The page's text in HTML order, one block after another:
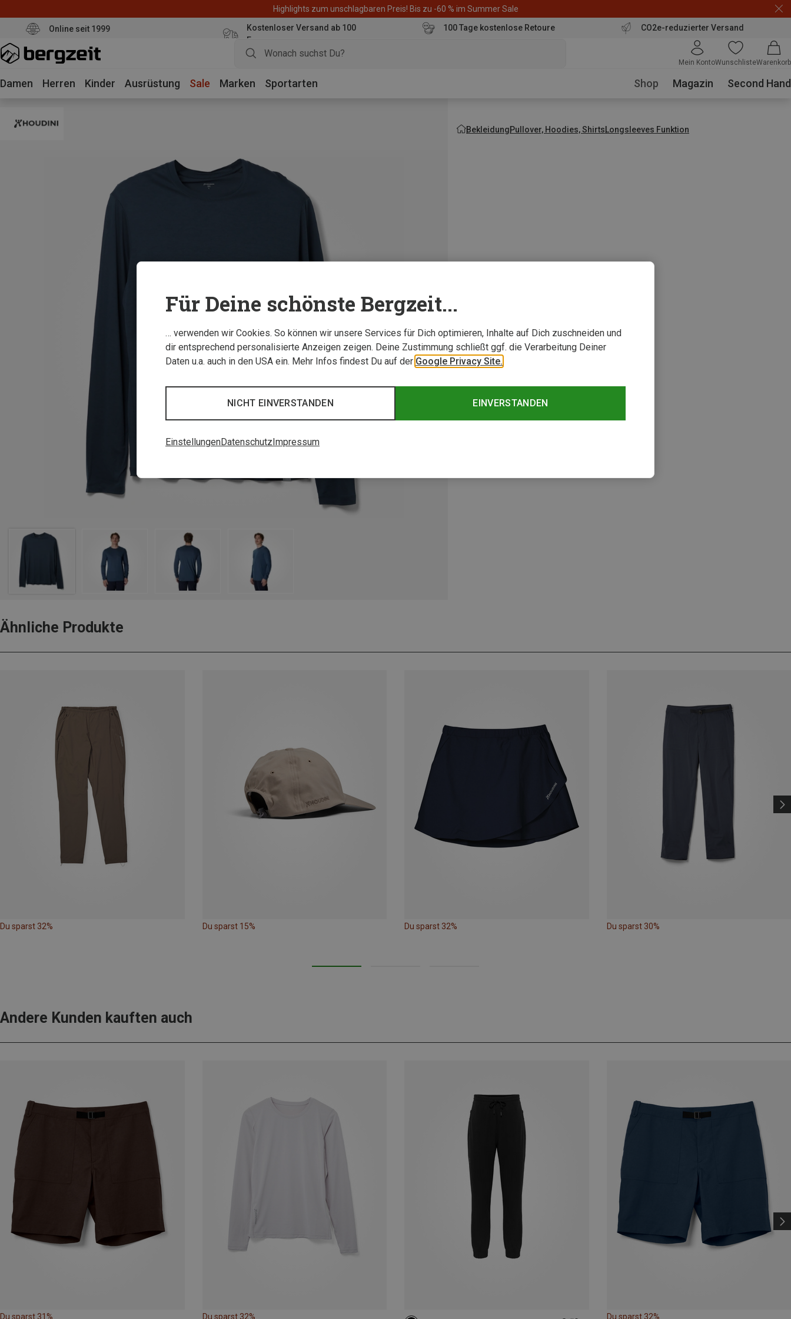
Highlights zum unschlagbaren Preis! Bis zu -60 % im Summer Sale
Online seit 1999
Kostenloser Versand ab 100
Euro
100 Tage kostenlose Retoure CO2e-reduzierter Versand
Mein KontoWunschlisteWarenkorb
Damen Herren Kinder Ausrüstung Sale Marken Sportarten Shop Magazin Second Hand
BekleidungPullover, Hoodies, ShirtsLongsleeves Funktion
Ähnliche Produkte
Du sparst 32% Du sparst 15% Du sparst 32% Du sparst 30%
Andere Kunden kauften auch
Du sparst 31% Du sparst 32% Du sparst 32%
Für Deine schönste Bergzeit...
… verwenden wir Cookies. So können wir unsere Services für Dich optimieren, Inhalte auf Dich zuschneiden und
dir entsprechend personalisierte Anzeigen zeigen. Deine Zustimmung schließt ggf. die Verarbeitung Deiner
Daten u.a. auch in den USA ein. Mehr Infos findest Du auf der Google Privacy Site.
EINVERSTANDEN
NICHT EINVERSTANDEN
EinstellungenDatenschutzImpressum